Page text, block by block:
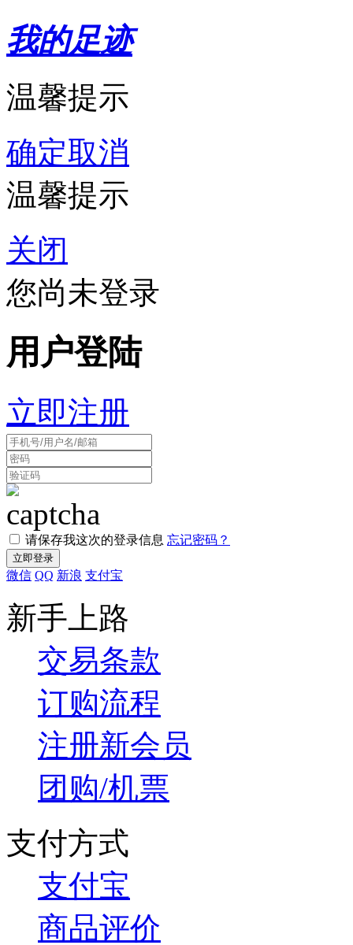
我的足迹
温馨提示
确定取消
温馨提示
关闭
您尚未登录
用户登陆
立即注册
请保存我这次的登录信息 忘记密码？
微信 QQ 新浪 支付宝
新手上路
交易条款
订购流程
注册新会员
团购/机票
支付方式
支付宝
商品评价